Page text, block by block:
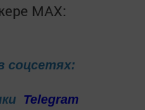
MАХ:
соцсетях:
Telegram